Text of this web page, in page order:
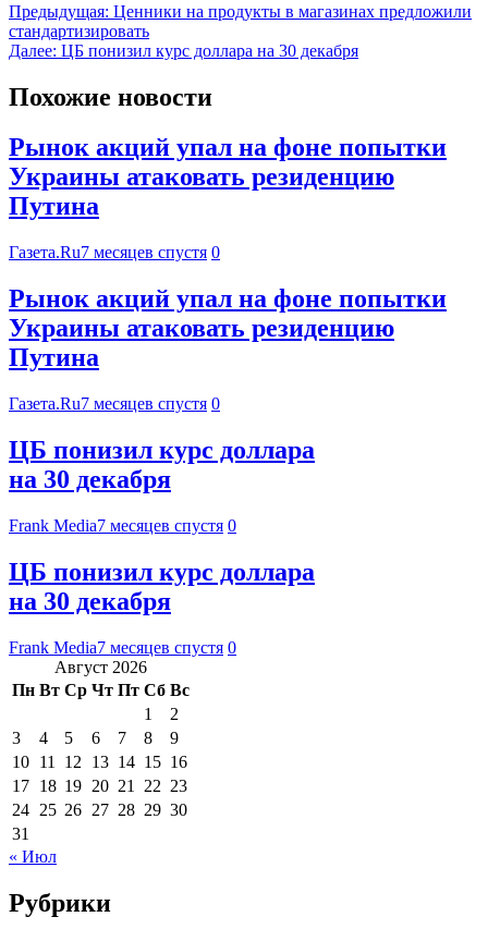
Предыдущая: Ценники на продукты в магазинах предложили
стандартизировать
Далее: ЦБ понизил курс доллара на 30 декабря
Похожие новости
Рынок акций упал на фоне попытки
Украины атаковать резиденцию
Путина
Газета.Ru7 месяцев спустя 0
Рынок акций упал на фоне попытки
Украины атаковать резиденцию
Путина
Газета.Ru7 месяцев спустя 0
ЦБ понизил курс доллара
на 30 декабря
Frank Media7 месяцев спустя 0
ЦБ понизил курс доллара
на 30 декабря
Frank Media7 месяцев спустя 0
Август 2026
Пн Вт Ср Чт Пт Сб Вс
1
2
3
4 5 6 7 8
9
10 11 12 13 14 15 16
17 18 19 20 21 22 23
24 25 26 27 28 29 30
31
« Июл
Рубрики